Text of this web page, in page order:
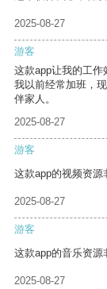
2025-08-27
游客
这款app让我的工作
我以前经常加班，
伴家人。
2025-08-27
游客
这款app的视频资源
2025-08-27
游客
这款app的音乐资源
2025-08-27